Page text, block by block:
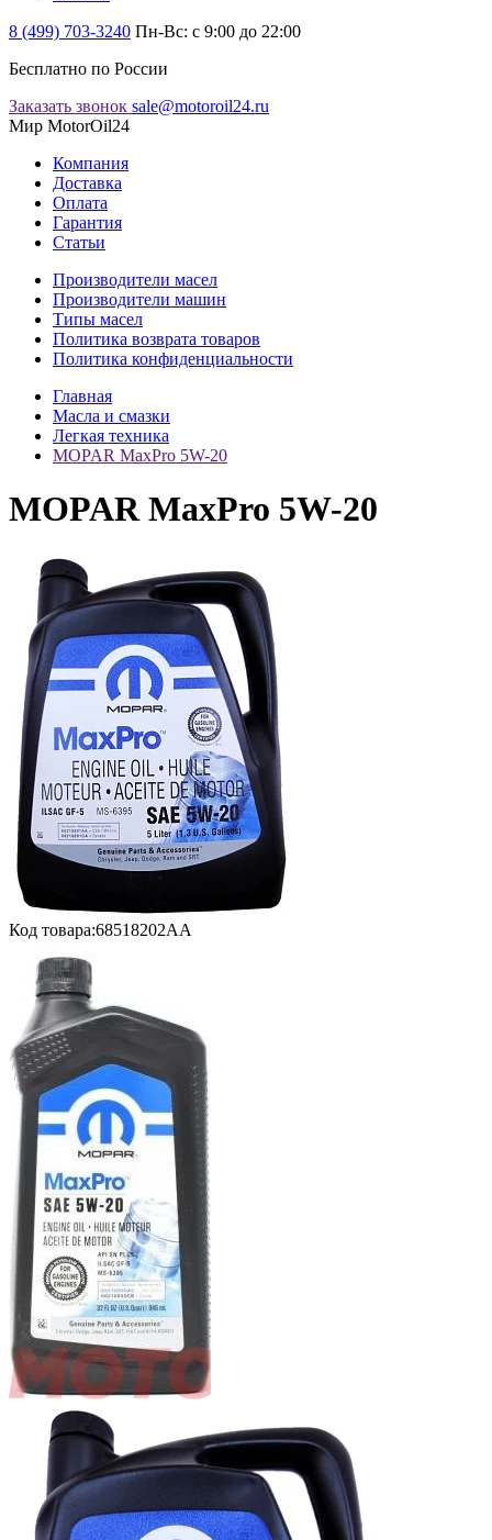
8 (499) 703-3240 Пн-Вс: с 9:00 до 22:00
Бесплатно по России
Заказать звонок sale@motoroil24.ru
Мир MotorOil24
Компания
Доставка
Оплата
Гарантия
Статьи
Производители масел
Производители машин
Типы масел
Политика возврата товаров
Политика конфиденциальности
Главная
Масла и смазки
Легкая техника
MOPAR MaxPro 5W-20
MOPAR MaxPro 5W-20
Код товара:68518202AA